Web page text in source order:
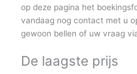
op deze pagina het
vandaag nog contact met u
gewoon bellen of uw vraag
De laagste prijs